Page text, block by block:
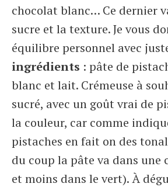
chocolat blanc… Ce dernier
sucre et la texture. Je vous
équilibre personnel avec
ingrédients : pâte de
blanc et lait. Crémeuse à
sucré, avec un goût vrai de
la couleur, car comme
pistaches en fait on des
du coup la pâte va dans une
et moins dans le vert). À